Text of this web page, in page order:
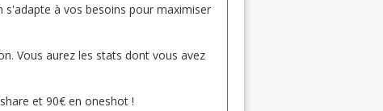
s'adapte à vos besoins pour maximiser
Vous aurez les stats dont vous avez
et 90€ en oneshot !